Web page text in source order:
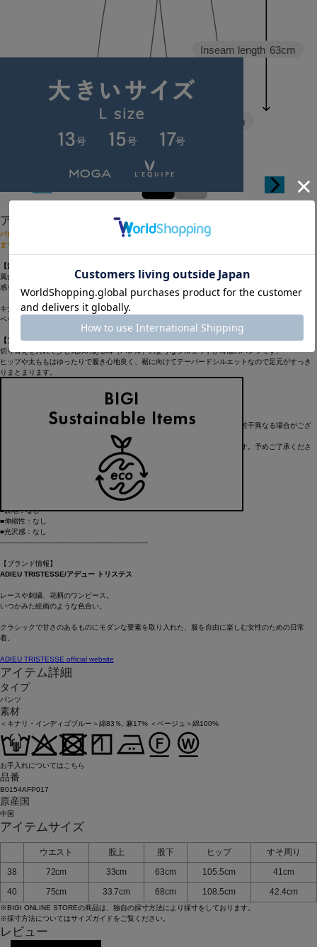
Inseam length 63cm
20.5cm
アイテム説明
バレルシルエットのパンツはデニムのチノ素材の展開。素材によってコーディネートの幅が広がり
ます。
【素材】
風合い豊かなコットンと、ヨコ糸に吸湿、放湿性に優れたリネンをブレンドすることにより、清涼
感を持たせた綿麻デニム素材と、高密度のチノクロスを使用。
キナリ・インディゴブルー：デニム
ベージュ：チノ
【アイテム】
切り替えを入れて少し丸みのある樽（バレル）のようなシルエットが特徴のパンツです。
ヒップや太ももはゆったりで履き心地良く、裾に向けてテーパードシルエットなので足元がすっき
りまとまります。
※画像の商品はサンプルです。実際の商品とは仕様・加工・サイズ・素材が若干異なる場合がござ
※画像の商品は光の照射や角度により、実物と色味が異なる場合がございます。予めご了承くださ
----------------------------------------------------------------------
■裏地：なし
■伸縮性：なし
■光沢感：なし
----------------------------------------------------------------------
【ブランド情報】
ADIEU TRISTESSE/アデュー トリステス
レースや刺繍、花柄のワンピース。
いつかみた絵画のような色合い。
クラシックで甘さのあるものにモダンな要素を取り入れた、服を自由に楽しむ女性のための日常
着。
ADIEU TRISTESSE official website
アイテム詳細
タイプ
パンツ
素材
＜キナリ・インディゴブルー＞綿83％, 麻17% ＜ベージュ＞綿100%
お手入れについてはこちら
品番
B0154AFP017
原産国
中国
アイテムサイズ
ウエスト 股上 股下 ヒップ
すそ周り
38
72cm 33cm 63cm 105.5cm
41cm
40
75cm 33.7cm 68cm 108.5cm 42.4cm
※BIGI ONLINE STOREの商品は、独自の採寸方法により採寸をしております。
※採寸方法についてはサイズガイドをご覧ください。
レビュー